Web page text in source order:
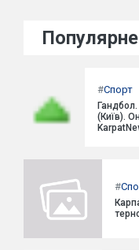
Популярне
#Спорт
(Київ).
#